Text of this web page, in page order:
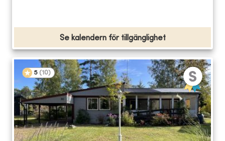
Se kalendern för tillgänglighet
5 (10)